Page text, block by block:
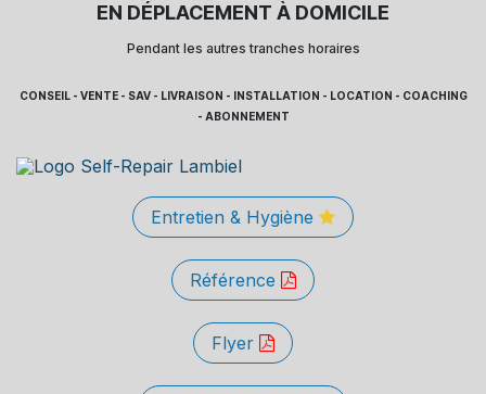
EN DÉPLACEMENT À DOMICILE
Pendant les autres tranches horaires
CONSEIL - VENTE - SAV - LIVRAISON - INSTALLATION - LOCATION - COACHING
- ABONNEMENT
Entretien & Hygiène
Référence
Flyer